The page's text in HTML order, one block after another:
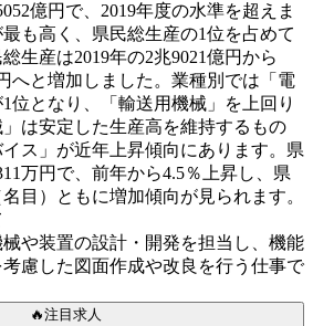
億円で、2019年度の水準を超えま
も高く、県民総生産の1位を占めて
生産は2019年の2兆9021億円から
へと増加しました。業種別では「電
位となり、「輸送用機械」を上回り
は安定した生産高を維持するもの
ス」が近年上昇傾向にあります。県
万円で、前年から4.5％上昇し、県
目）ともに増加傾向が見られます。
や装置の設計・開発を担当し、機能
慮した図面作成や改良を行う仕事で
🔥注目求人